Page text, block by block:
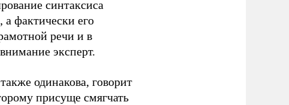
синтаксиса
а фактически его
речи и в
эксперт.
одинакова, говорит
присуще смягчать